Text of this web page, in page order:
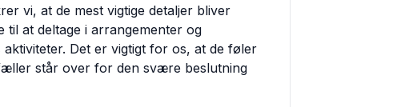
vi, at de mest vigtige detaljer bliver
til at deltage i arrangementer og
Det er vigtigt for os, at de føler
står over for den svære beslutning